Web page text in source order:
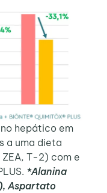
hepático em
a uma dieta
T-2) com e
*Alanina
Aspartato